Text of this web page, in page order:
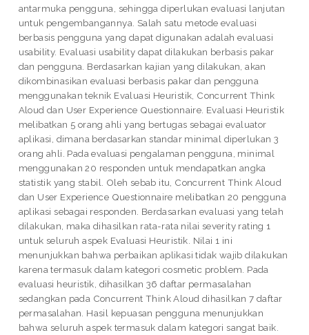
antarmuka pengguna, sehingga diperlukan evaluasi lanjutan
untuk pengembangannya. Salah satu metode evaluasi
berbasis pengguna yang dapat digunakan adalah evaluasi
usability. Evaluasi usability dapat dilakukan berbasis pakar
dan pengguna. Berdasarkan kajian yang dilakukan, akan
dikombinasikan evaluasi berbasis pakar dan pengguna
menggunakan teknik Evaluasi Heuristik, Concurrent Think
Aloud dan User Experience Questionnaire. Evaluasi Heuristik
melibatkan 5 orang ahli yang bertugas sebagai evaluator
aplikasi, dimana berdasarkan standar minimal diperlukan 3
orang ahli. Pada evaluasi pengalaman pengguna, minimal
menggunakan 20 responden untuk mendapatkan angka
statistik yang stabil. Oleh sebab itu, Concurrent Think Aloud
dan User Experience Questionnaire melibatkan 20 pengguna
aplikasi sebagai responden. Berdasarkan evaluasi yang telah
dilakukan, maka dihasilkan rata-rata nilai severity rating 1
untuk seluruh aspek Evaluasi Heuristik. Nilai 1 ini
menunjukkan bahwa perbaikan aplikasi tidak wajib dilakukan
karena termasuk dalam kategori cosmetic problem. Pada
evaluasi heuristik, dihasilkan 36 daftar permasalahan
sedangkan pada Concurrent Think Aloud dihasilkan 7 daftar
permasalahan. Hasil kepuasan pengguna menunjukkan
bahwa seluruh aspek termasuk dalam kategori sangat baik.